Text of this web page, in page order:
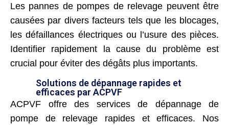
Les pannes de pompes de relevage peuvent être
causées par divers facteurs tels que les blocages,
les défaillances électriques ou l’usure des pièces.
Identifier rapidement la cause du problème est
crucial pour éviter des dégâts plus importants.
Solutions de dépannage rapides et
efficaces par ACPVF
ACPVF offre des services de dépannage de
pompe de relevage rapides et efficaces. Nos